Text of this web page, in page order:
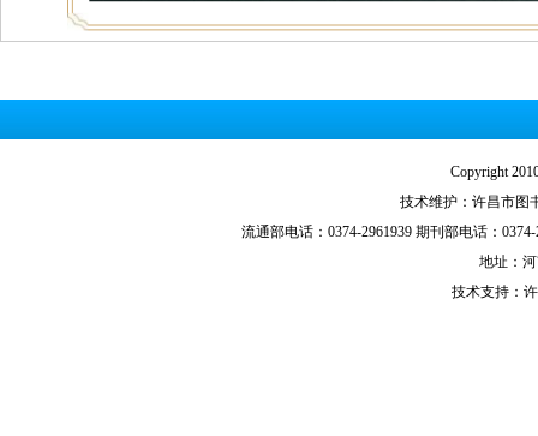
Copyright
技术维护：许昌市图
流通部电话：0374-2961939 期刊部电话：
地址：
技术支持：